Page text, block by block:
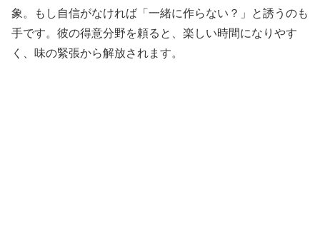
象。もし自信がなければ「一緒に作らない？」と誘うのも
手です。彼の得意分野を頼ると、楽しい時間になりやす
く、味の緊張から解放されます。